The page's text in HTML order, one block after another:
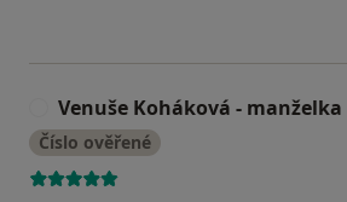
Venuše Koháková -
Číslo ověřené